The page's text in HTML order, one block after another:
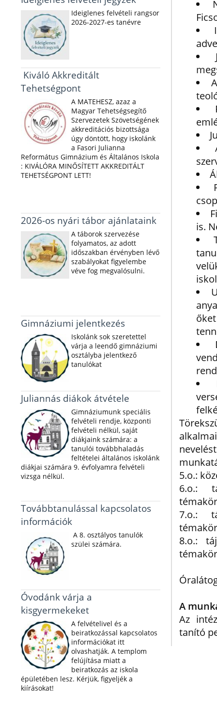
Ideiglenes felvételi rangsor
2026-2027-es tanévre
Kiváló Akkreditált
Tehetségpont
A MATEHESZ, azaz a
Magyar Tehetségsegítő
Szervezetek Szövetségének
akkreditációs bizottsága
úgy döntött, hogy iskolánk
a Fasori Julianna
Református Gimnázium és Általános Iskola
: KIVÁLÓRA MINŐSÍTETT AKKREDITÁLT
TEHETSÉGPONT LETT!
2026-os nyári tábor ajánlataink
A táborok szervezése
folyamatos, az adott
időszakban érvényben lévő
szabályokat figyelembe
véve fog megvalósulni.
Gimnáziumi jelentkezés
Iskolánk sok szeretettel
várja a leendő gimnáziumi
osztályba jelentkező
tanulókat
Juliannás diákok átvétele
Gimnáziumunk speciális
felvételi rendje, központi
felvételi nélkül, saját
diákjaink számára: a
tanulói továbbhaladás
feltételei általános iskolánk
diákjai számára 9. évfolyamra felvételi
vizsga nélkül.
Továbbtanulással kapcsolatos
információk
A 8. osztályos tanulók
szülei számára.
Óvodánk várja a
kisgyermekeket
A felvételivel és a
beiratkozással kapcsolatos
információkat itt
olvashatják. A templom
felújítása miatt a
beiratkozás az iskola
épületében lesz. Kérjük, figyeljék a
kiírásokat!
is.
5.o.:
6.o.:
7.o.:
8.o.:
A
Az
tanító